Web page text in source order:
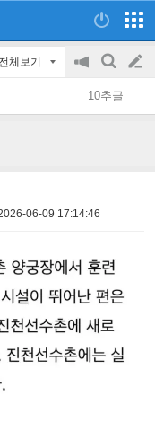
전체보기
공
지
on/off
검
색
글
쓰
10추글
06-09 17:14:46